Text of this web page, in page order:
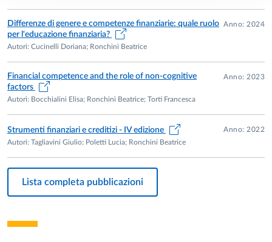
banca", Coordinatore Scientifico Prof. Marco Di Antonio,
durata 24 mesi
Partecipazione ad accademie, associazioni, registri ed albi
Associato ordinario dell’Associazione dei Docenti di
Economia degli Intermediari e dei Mercati Finanziari
(ADEIMF)
Differenze di genere e competenze finanziarie: quale ruolo
per l'educazione finanziaria?
Autori: Cucinelli Doriana; Ronchini Beatrice
Anno: 2024
Financial competence and the role of non-cognitive
factors
Autori: Bocchialini Elisa; Ronchini Beatrice; Torti Francesca
Anno: 2023
Strumenti finanziari e creditizi - IV edizione
Autori: Tagliavini Giulio; Poletti Lucia; Ronchini Beatrice
Anno: 2022
Lista completa pubblicazioni